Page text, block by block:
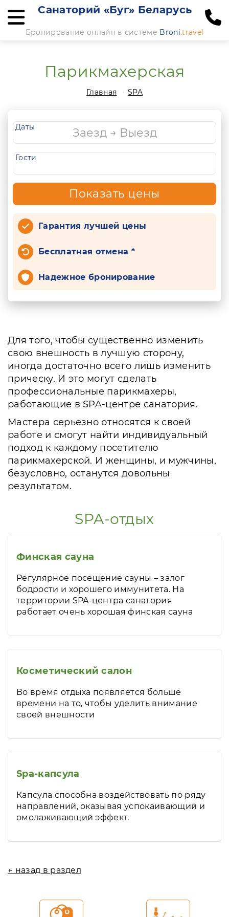
Санаторий «Буг» Беларусь
Бронирование онлайн в системе Broni.travel
Парикмахерская
Главная SPA
Даты
Гости
Показать цены
Гарантия лучшей цены
Бесплатная отмена *
Надежное бронирование
Для того, чтобы существенно изменить
свою внешность в лучшую сторону,
иногда достаточно всего лишь изменить
прическу. И это могут сделать
профессиональные парикмахеры,
работающие в SPA-центре санатория.
Мастера серьезно относятся к своей
работе и смогут найти индивидуальный
подход к каждому посетителю
парикмахерской. И женщины, и мужчины,
безусловно, останутся довольны
результатом.
SPA-отдых
Финская сауна
Регулярное посещение сауны – залог
бодрости и хорошего иммунитета. На
территории SPA-центра санатория
работает очень хорошая финская сауна
Косметический салон
Во время отдыха появляется больше
времени на то, чтобы уделить внимание
своей внешности
Spa-капсула
Капсула способна воздействовать по ряду
направлений, оказывая успокаивающий и
омолаживающий эффект.
← назад в раздел